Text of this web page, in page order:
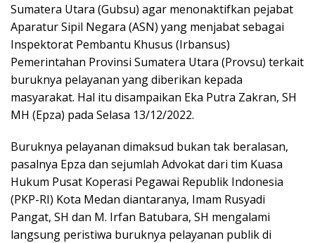
Sumatera Utara (Gubsu) agar menonaktifkan pejabat
Aparatur Sipil Negara (ASN) yang menjabat sebagai
Inspektorat Pembantu Khusus (Irbansus)
Pemerintahan Provinsi Sumatera Utara (Provsu) terkait
buruknya pelayanan yang diberikan kepada
masyarakat. Hal itu disampaikan Eka Putra Zakran, SH
MH (Epza) pada Selasa 13/12/2022.
Buruknya pelayanan dimaksud bukan tak beralasan,
pasalnya Epza dan sejumlah Advokat dari tim Kuasa
Hukum Pusat Koperasi Pegawai Republik Indonesia
(PKP-RI) Kota Medan diantaranya, Imam Rusyadi
Pangat, SH dan M. Irfan Batubara, SH mengalami
langsung peristiwa buruknya pelayanan publik di